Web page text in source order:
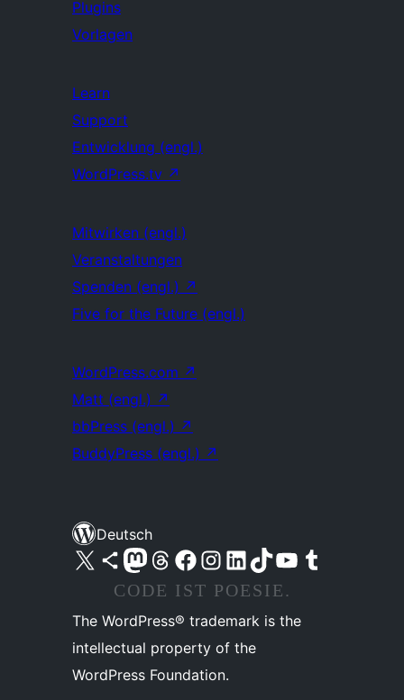
Plugins
Vorlagen
Learn
Support
Entwicklung (engl.)
WordPress.tv ↗
Mitwirken (engl.)
Veranstaltungen
Spenden (engl.) ↗
Five for the Future (engl.)
WordPress.com ↗
Matt (engl.) ↗
bbPress (engl.) ↗
BuddyPress (engl.) ↗
Deutsch
Unser X-Konto (früher Twitter) besuchen
Unser Bluesky-Konto besuchen
Unser Mastodon-Konto besuchen
Unser Threads-Konto besuchen
Unsere Facebook-Seite besuchen
Unser Instagram-Konto besuchen
Unser LinkedIn-Konto besuchen
Unser TikTok-Konto besuchen
Unseren YouTube-Kanal besuchen
Unser Tumblr-Konto besuchen
CODE IST POESIE.
The WordPress® trademark is the
intellectual property of the
WordPress Foundation.